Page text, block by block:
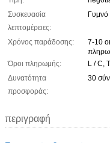
Συσκευασία
λεπτομέρειες:
Γυμνό
Χρόνος παράδοσης:
7-10
Όροι πληρωμής:
L / C,
Δυνατότητα
προσφοράς:
30
περιγραφή